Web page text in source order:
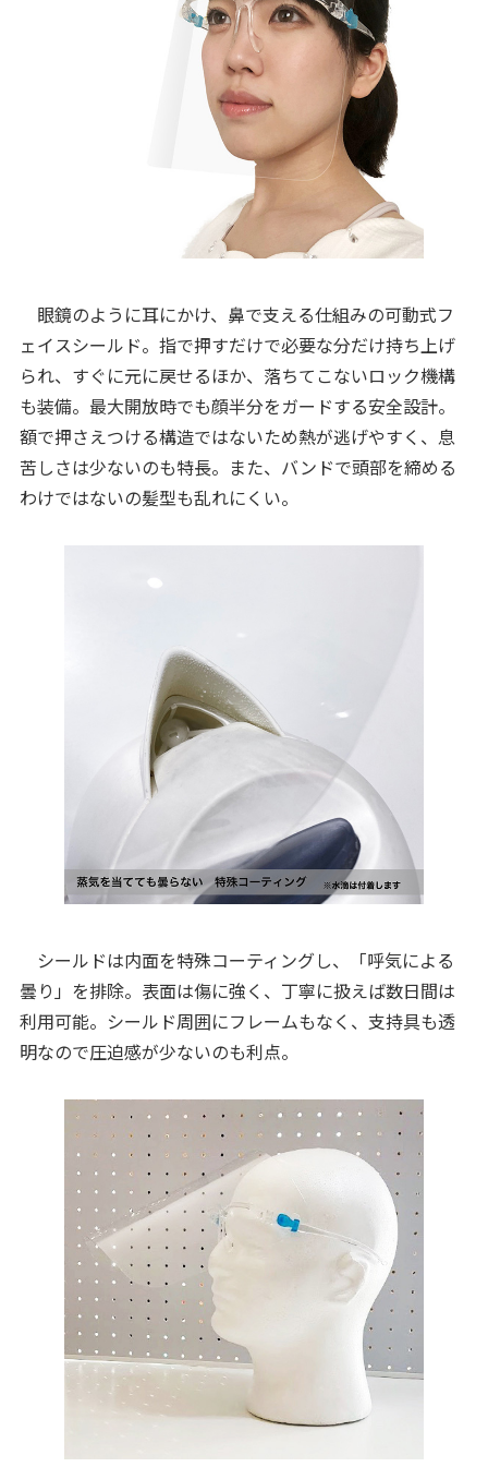
眼鏡のように耳にかけ、鼻で支える仕組みの可動式フ
ェイスシールド。指で押すだけで必要な分だけ持ち上げ
られ、すぐに元に戻せるほか、落ちてこないロック機構
も装備。最大開放時でも顔半分をガードする安全設計。
額で押さえつける構造ではないため熱が逃げやすく、息
苦しさは少ないのも特長。また、バンドで頭部を締める
わけではないの髪型も乱れにくい。
シールドは内面を特殊コーティングし、「呼気による
曇り」を排除。表面は傷に強く、丁寧に扱えば数日間は
利用可能。シールド周囲にフレームもなく、支持具も透
明なので圧迫感が少ないのも利点。